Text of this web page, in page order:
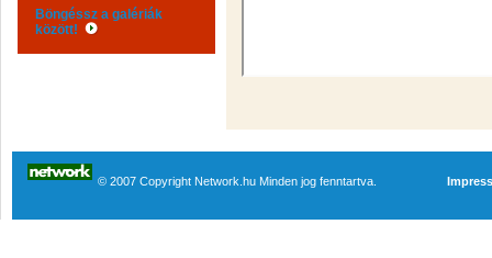
Böngéssz a galériák
között!
© 2007 Copyright Network.hu Minden jog fenntartva.